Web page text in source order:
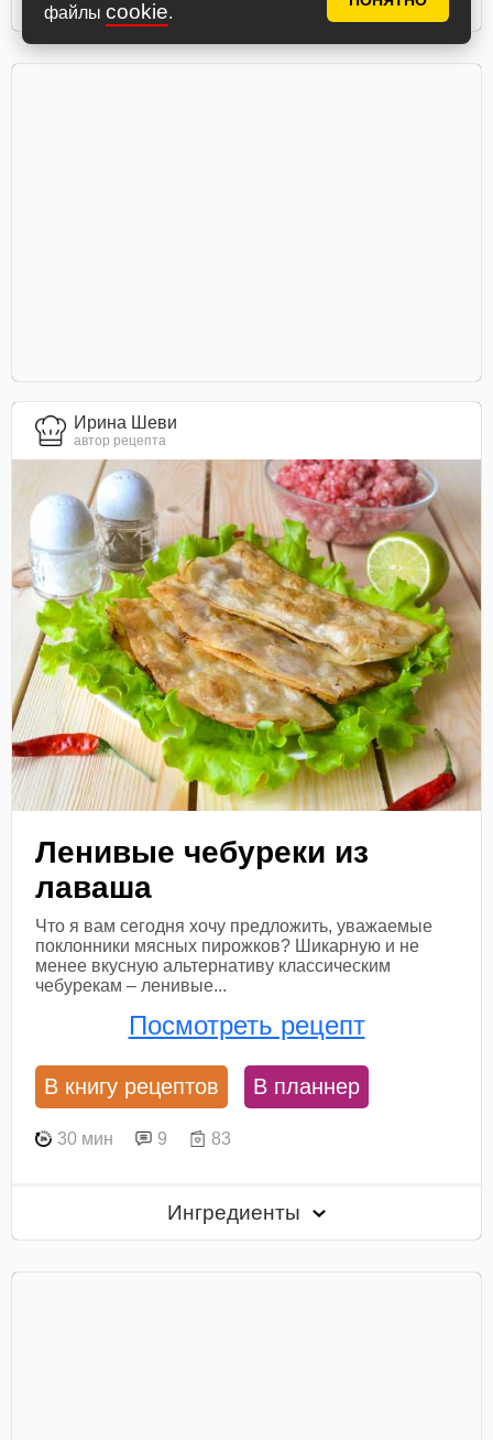
файлы cookie.
Ирина Шеви
автор рецепта
Ленивые чебуреки из
лаваша
Что я вам сегодня хочу предложить, уважаемые
поклонники мясных пирожков? Шикарную и не
менее вкусную альтернативу классическим
чебурекам – ленивые...
Посмотреть рецепт
В книгу рецептов В планнер
30 мин 9 83
Ингредиенты